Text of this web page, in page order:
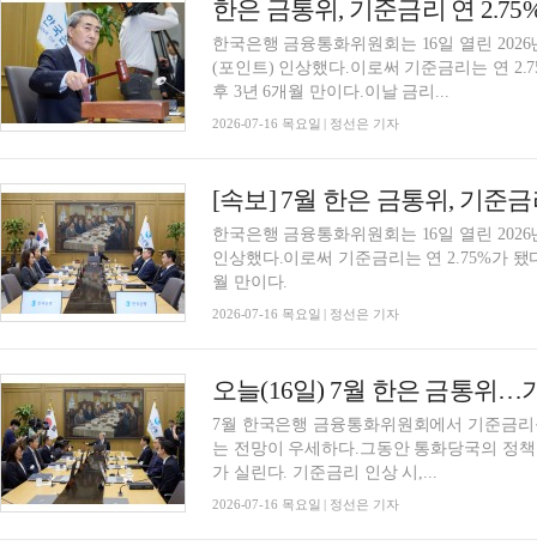
한국은행 금융통화위원회는 16일 열린
(포인트) 인상했다.이로써 기준금리는 연
후 3년 6개월 만이다.이날 금리...
2026-07-16 목요일 | 정선은 기자
[속보] 7월 한은 금통위, 기준
한국은행 금융통화위원회는 16일 열린
인상했다.이로써 기준금리는 연 2.75%가
월 만이다.
2026-07-16 목요일 | 정선은 기자
오늘(16일) 7월 한은 금통위…
7월 한국은행 금융통화위원회에서 기준금
는 전망이 우세하다.그동안 통화당국의 정
가 실린다. 기준금리 인상 시,...
2026-07-16 목요일 | 정선은 기자